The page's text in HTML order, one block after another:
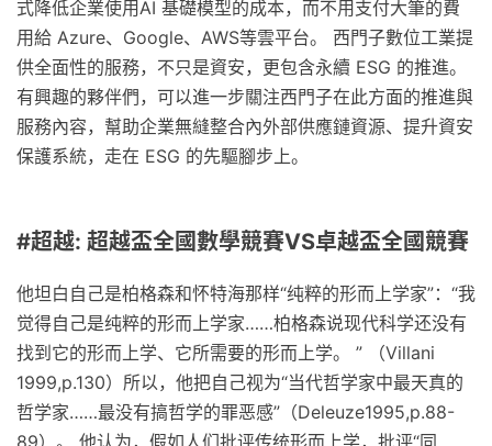
式降低企業使用AI 基礎模型的成本，而不用支付大筆的費
用給 Azure、Google、AWS等雲平台。 西門子數位工業提
供全面性的服務，不只是資安，更包含永續 ESG 的推進。
有興趣的夥伴們，可以進一步關注西門子在此方面的推進與
服務內容，幫助企業無縫整合內外部供應鏈資源、提升資安
保護系統，走在 ESG 的先驅腳步上。
#超越: 超越盃全國數學競賽VS卓越盃全國競賽
他坦白自己是柏格森和怀特海那样“纯粹的形而上学家”：“我
觉得自己是纯粹的形而上学家……柏格森说现代科学还没有
找到它的形而上学、它所需要的形而上学。 ” （Villani
1999,p.130）所以，他把自己视为“当代哲学家中最天真的
哲学家……最没有搞哲学的罪恶感”（Deleuze1995,p.88-
89）。 他认为，假如人们批评传统形而上学，批评“同